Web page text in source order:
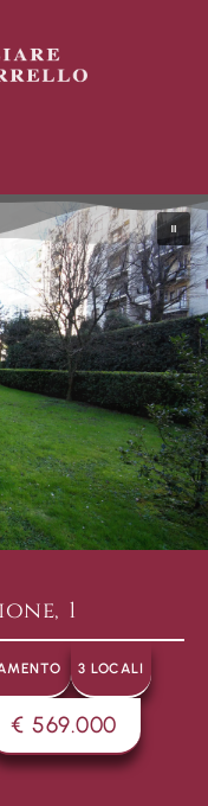
1
3 LOCALI
€ 569.000